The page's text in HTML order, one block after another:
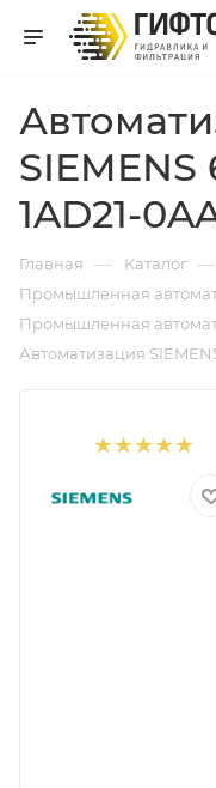
SIEMENS
1AD21-
Главная — Каталог —
Промышленная
Промышленная
Автоматизация